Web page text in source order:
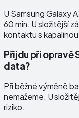
U Samsung Galaxy
60 min. U složitější
kontaktu s kapalinou
Přijdu při opravě
data?
Při běžné výměně
nemažeme. U
riziko.